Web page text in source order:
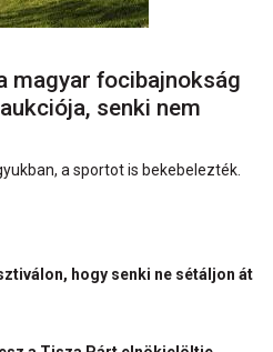
magyar focibajnokság
senki nem
a sportot is bekebelezték.
hogy senki ne sétáljon át